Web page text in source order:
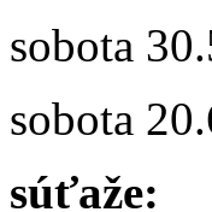
sobota
sobota
súťaže: